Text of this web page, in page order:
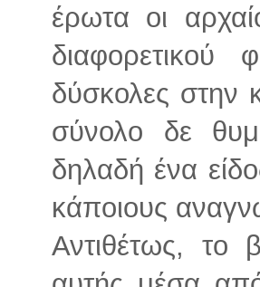
έρωτα οι
δύσκολες στην
σύνολο δε
δηλαδή ένα
κάποιους
Αντιθέτως, το